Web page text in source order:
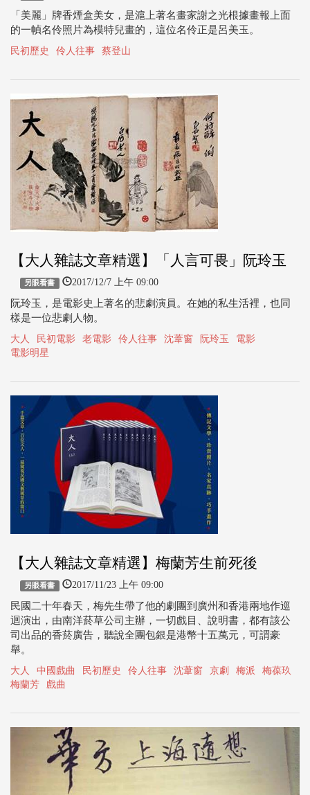
「美麗」牌香煙盒美女，是滬上著名畫家謝之光根據畫報上面
的一幀名伶照片為模特兒畫的，這位名伶正是呂美玉。
民初歷史 伶人往事 蔡登山
【大人雜誌文章精選】「人言可畏」阮玲玉
另眼看書 2017/12/7 上午 09:00
阮玲玉，是電影史上著名的悲劇演員。在她的私生活裡，也同
樣是一位悲劇人物。
大人 民初電影 老電影 伶人往事 沈葦窗 阮玲玉
電影
電影明星
【大人雜誌文章精選】梅蘭芳生前死後
另眼看書 2017/11/23 上午 09:00
民國二十年春天，梅先生帶了他的劇團到廣州和香港兩地作巡
迴演出，由南洋菸草公司主辦，一切戲目、說明書，都有該公
司出品的香菸廣告，聽說全團包銀是港幣十五萬元，可謂豪
舉。
大人 中國戲曲 民初歷史 伶人往事 沈葦窗 京劇 梅派
梅葆玖
梅蘭芳
戲曲